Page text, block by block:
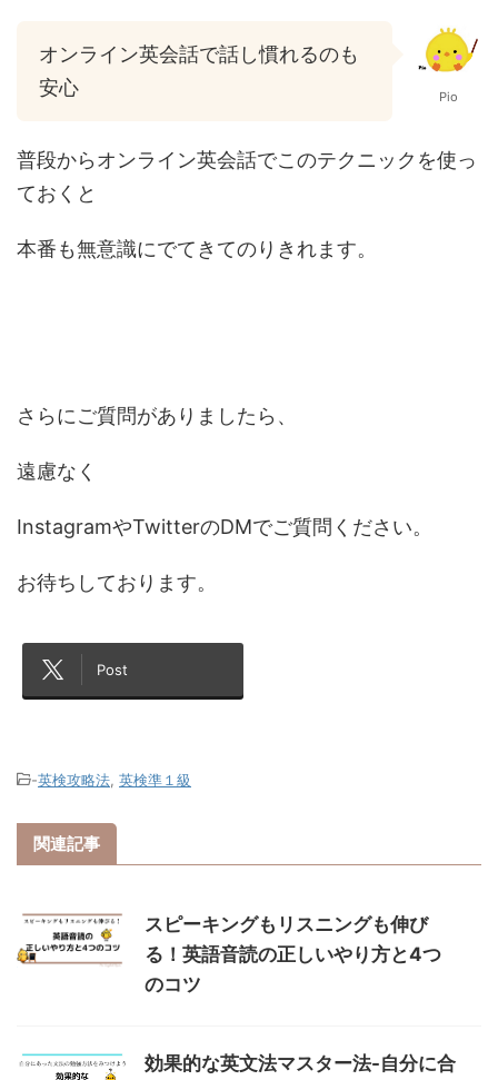
オンライン英会話で話し慣れるのも
安心
Pio
普段からオンライン英会話でこのテクニックを使っ
ておくと
本番も無意識にでてきてのりきれます。
さらにご質問がありましたら、
遠慮なく
InstagramやTwitterのDMでご質問ください。
お待ちしております。
Post
-英検攻略法 英検準１級
関連記事
スピーキングもリスニングも伸び
る！英語音読の正しいやり方と4つ
のコツ
効果的な英文法マスター法-自分に合